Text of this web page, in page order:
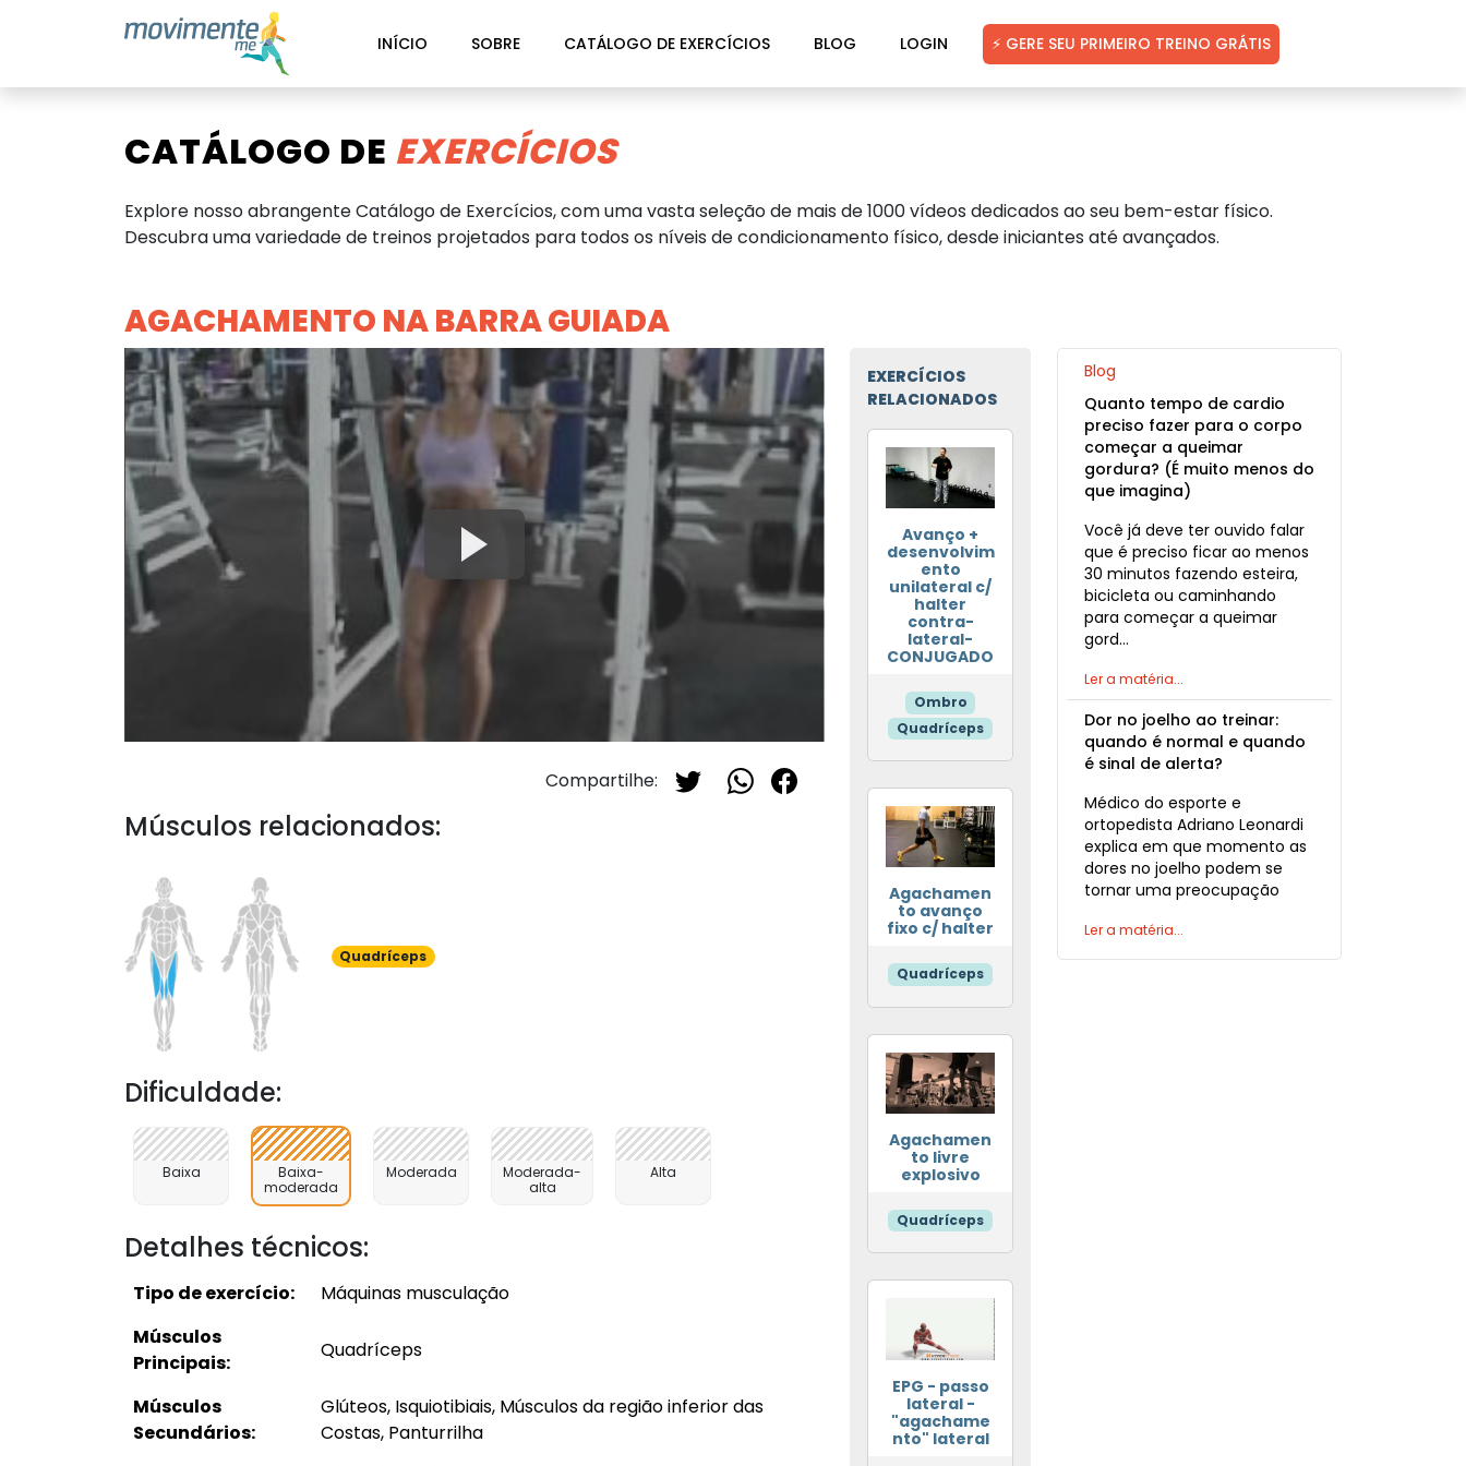
INÍCIO SOBRE CATÁLOGO DE EXERCÍCIOS BLOG LOGIN ⚡ GERE SEU PRIMEIRO TREINO GRÁTIS
CATÁLOGO DE EXERCÍCIOS
Explore nosso abrangente Catálogo de Exercícios, com uma vasta seleção de mais de 1000 vídeos dedicados ao seu bem-estar físico.
Descubra uma variedade de treinos projetados para todos os níveis de condicionamento físico, desde iniciantes até avançados.
AGACHAMENTO NA BARRA GUIADA
Compartilhe:
Músculos relacionados:
Quadríceps
Dificuldade:
Baixa
Baixa-
moderada
Moderada
Moderada-
alta
Alta
Detalhes técnicos:
Tipo de exercício:
Máquinas musculação
Músculos
Principais:
Quadríceps
Músculos
Secundários:
Glúteos, Isquiotibiais, Músculos da região inferior das
Costas, Panturrilha
EXERCÍCIOS
RELACIONADOS
Avanço +
desenvolvim
ento
unilateral c/
halter
contra-
lateral-
CONJUGADO
Ombro
Quadríceps
Agachamen
to avanço
fixo c/ halter
Quadríceps
Agachamen
to livre
explosivo
Quadríceps
EPG - passo
lateral -
"agachame
nto" lateral
Blog
Quanto tempo de cardio
preciso fazer para o corpo
começar a queimar
gordura? (É muito menos do
que imagina)
Você já deve ter ouvido falar
que é preciso ficar ao menos
30 minutos fazendo esteira,
bicicleta ou caminhando
para começar a queimar
gord…
Ler a matéria...
Dor no joelho ao treinar:
quando é normal e quando
é sinal de alerta?
Médico do esporte e
ortopedista Adriano Leonardi
explica em que momento as
dores no joelho podem se
tornar uma preocupação
Ler a matéria...